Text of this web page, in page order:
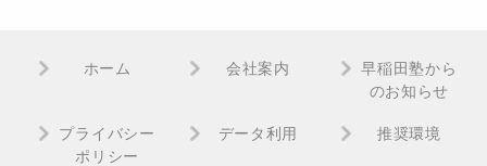
ホーム 会社案内
早稲田塾から
のお知らせ
プライバシー
ポリシー
データ利用 推奨環境